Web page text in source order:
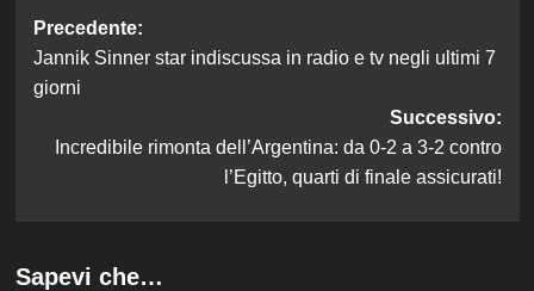
Navigazione
articolo
Precedente:
Jannik Sinner star indiscussa in radio e tv negli ultimi 7
giorni
Successivo:
Incredibile rimonta dell’Argentina: da 0-2 a 3-2 contro
l’Egitto, quarti di finale assicurati!
Sapevi che…